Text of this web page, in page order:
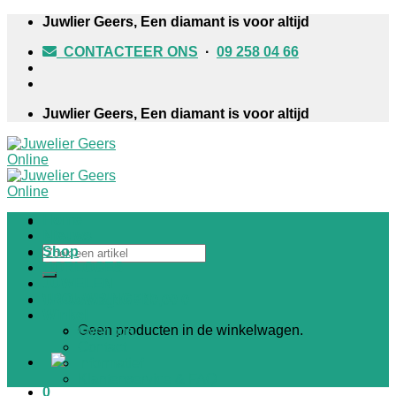
Skip
content
Juwlier Geers, Een diamant is voor altijd
CONTACTEER ONS · 09 258 04 66
Juwlier Geers, Een diamant is voor altijd
Zoeken
naar:
Geen producten in de winkelwagen.
0
Shop
HORLOGES
Over ons